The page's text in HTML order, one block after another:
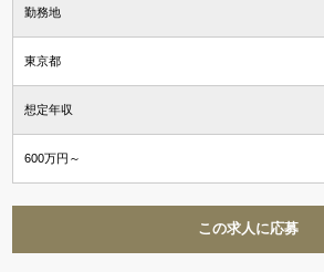
勤務地
東京都
想定年収
600万円～
この求人に応募